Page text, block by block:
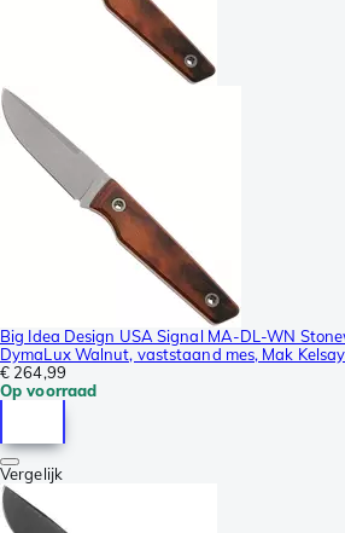
Big Idea Design USA Signal MA-DL-WN
DymaLux Walnut, vaststaand mes, Mak
€ 264,99
Op voorraad
Vergelijk